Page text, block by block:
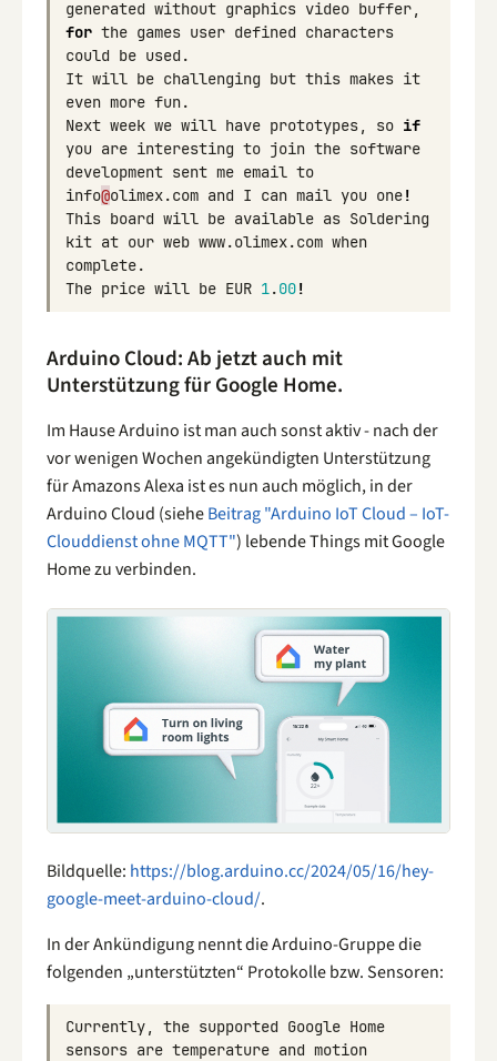
generated without graphics video buffer,
for the games user defined characters
could be used.
It will be challenging but this makes it
even more fun.
Next week we will have prototypes, so if
you are interesting to join the software
development sent me email to
info@olimex.com and I can mail you one!
This board will be available as Soldering
kit at our web www.olimex.com when
complete.
The price will be EUR 1.00!
Arduino Cloud: Ab jetzt auch mit
Unterstützung für Google Home.
Im Hause Arduino ist man auch sonst aktiv - nach der
vor wenigen Wochen angekündigten Unterstützung
für Amazons Alexa ist es nun auch möglich, in der
Arduino Cloud (sieheBeitrag "Arduino IoT Cloud – IoT-
Clouddienst ohne MQTT") lebende Things mit Google
Home zu verbinden.
Bildquelle: https://blog.arduino.cc/2024/05/16/hey-
google-meet-arduino-cloud/.
In der Ankündigung nennt die Arduino-Gruppe die
folgenden „unterstützten“ Protokolle bzw. Sensoren:
Currently, the supported Google Home
sensors are temperature and motion